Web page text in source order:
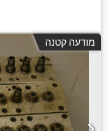
מודעה קטנה